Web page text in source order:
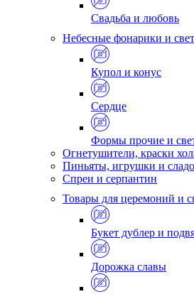
Свадьба и любовь
Небесные фонарики и
Купол и конус
Сердце
Формы прочие и
Огнетушители, краски
Пиньяты, игрушки и
Спреи и серпантин
Товары для церемоний и
Букет дублер и
Дорожка славы